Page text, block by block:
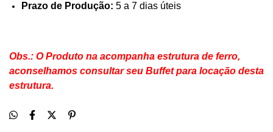
Prazo de Produção: 5 a 7 dias úteis
Obs.: O Produto na acompanha estrutura de ferro,
aconselhamos consultar seu Buffet para locação desta
estrutura.